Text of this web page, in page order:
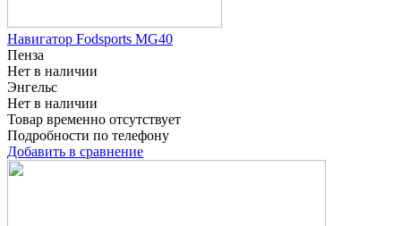
Навигатор Fodsports MG40
Пенза
Нет в наличии
Энгельс
Нет в наличии
Товар временно отсутствует
Подробности по телефону
Добавить в сравнение